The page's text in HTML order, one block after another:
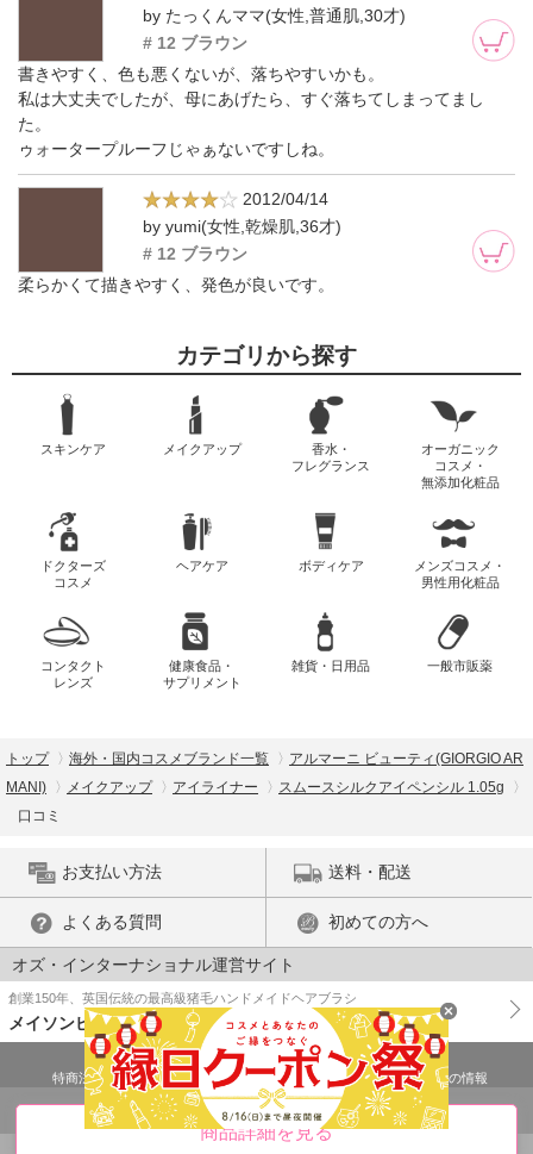
by たっくんママ(女性,普通肌,30才)
# 12 ブラウン
書きやすく、色も悪くないが、落ちやすいかも。
私は大丈夫でしたが、母にあげたら、すぐ落ちてしまってまし
た。
ゥォータープルーフじゃぁないですしね。
2012/04/14
by yumi(女性,乾燥肌,36才)
# 12 ブラウン
柔らかくて描きやすく、発色が良いです。
商品詳細を見る
カテゴリから探す
スキンケア メイクアップ
香水・
フレグランス
オーガニック
コスメ・
無添加化粧品
ドクターズ
コスメ
ヘアケア ボディケア
メンズコスメ・
男性用化粧品
コンタクト
レンズ
健康食品・
サプリメント
雑貨・日用品 一般市販薬
トップ 海外・国内コスメブランド一覧
アルマーニ ビューティ(GIORGIO AR
MANI)
メイクアップ アイライナー
スムースシルクアイペンシル 1.05g
口コミ
お支払い方法 送料・配送
よくある質問 初めての方へ
オズ・インターナショナル運営サイト
創業150年、英国伝統の最高級猪毛ハンドメイドヘアブラシ
メイソンピアソン
特商法に基づく表示 プライバシーポリシー
医薬品販売許可証の情報
ご利用規約
PC版で表示